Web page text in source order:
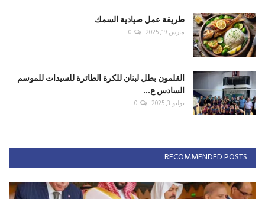
طريقة عمل صيادية السمك
مارس 19, 2025 0
القلمون بطل لبنان للكرة الطائرة للسيدات للموسم
السادس ع...
يوليو 3, 2025 0
RECOMMENDED POSTS